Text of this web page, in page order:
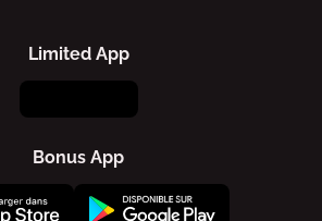
Limited App
Bonus App